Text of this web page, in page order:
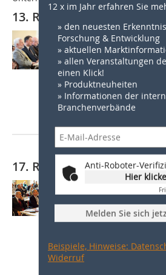
12 x im Jahr erfahren Sie
» den neuesten
Forschung & Entwicklung
» aktuellen
» allen Veranstaltungen
einen Klick!
» Produktneuheiten
» Informationen der
Branchenverbände
Anti-Roboter-
Hier
Melden Sie sich
Beispiele, Hinweise:
Widerruf
13. Rohstoffkolloquium in
Über 90 Teilnehmer
Steine- und Erden-
und Kammern, der
des
Baustoffe (UVMB)...
17. Rohstoffkolloquium in
Artenschutz und
betrieblichen
Rohstoffsicherung
die
Baurohstoffen,
der...